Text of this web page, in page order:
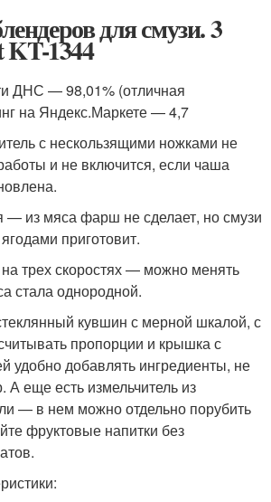
для смузи. 3
1344
ДНС — 98,01% (отличная
на Яндекс.Маркете — 4,7
с нескользящими ножками не
и не включится, если чаша
— из мяса фарш не сделает, но смузи
приготовит.
трех скоростях — можно менять
стала однородной.
кувшин с мерной шкалой, с
пропорции и крышка с
удобно добавлять ингредиенты, не
А еще есть измельчитель из
— в нем можно отдельно порубить
фруктовые напитки без